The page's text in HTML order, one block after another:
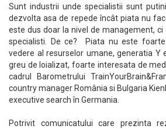
Sunt industrii unde specialistii sunt
dezvolta asa de repede încât piata nu
este dus doar la nivel de management, ci
specialisti. De ce? Piata nu este
vedere al resurselor umane, generatia Y
greu de loializat, foarte interesata de
cadrul Barometrului
country manager România si Bulgaria
executive search în Germania.
Potrivit comunicatului care prezinta